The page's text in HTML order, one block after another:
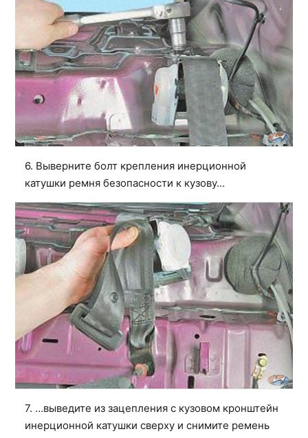
6. Выверните болт крепления инерционной
катушки ремня безопасности к кузову…
7. …выведите из зацепления с кузовом кронштейн
инерционной катушки сверху и снимите ремень